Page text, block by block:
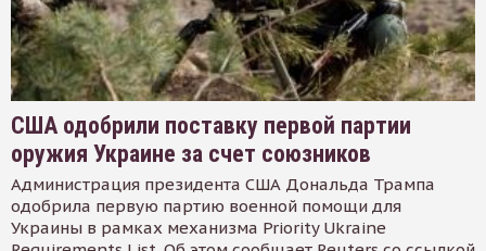
США одобрили поставку первой партии
оружия Украине за счет союзников
Администрация президента США Дональда Трампа
одобрила первую партию военной помощи для
Украины в рамках механизма Priority Ukraine